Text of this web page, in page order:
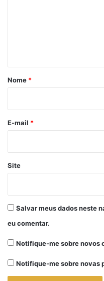
r
*
Nome *
E-mail *
Site
Salvar meus dados neste
eu comentar.
Notifique-me sobre novos
Notifique-me sobre novas